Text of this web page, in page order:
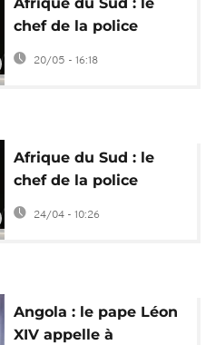
chef de la police
devant la justice pour
corruption
20/05 - 16:18
Afrique du Sud : le
chef de la police
suspendu pour
soupcons de
24/04 - 10:26
Angola : le pape Léon
XIV appelle à